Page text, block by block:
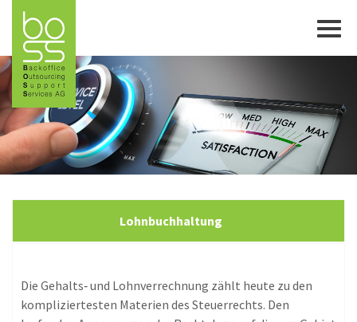
Lohnbuchhaltung
Die Gehalts‐ und Lohnverrechnung zählt heute zu den
kompliziertesten Materien des Steuerrechts. Den